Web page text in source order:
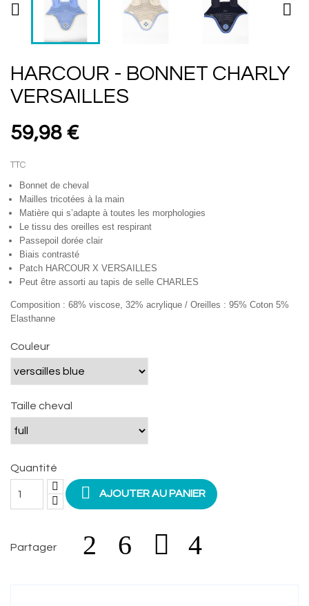
 
HARCOUR - BONNET CHARLY
VERSAILLES
59,98 €
TTC
Bonnet de cheval
Mailles tricotées à la main
Matière qui s’adapte à toutes les morphologies
Le tissu des oreilles est respirant
Passepoil dorée clair
Biais contrasté
Patch HARCOUR X VERSAILLES
Peut être assorti au tapis de selle CHARLES
Composition : 68% viscose, 32% acrylique / Oreilles : 95% Coton 5%
Elasthanne
Couleur
Taille cheval
Quantité
 AJOUTER AU PANIER
Partager